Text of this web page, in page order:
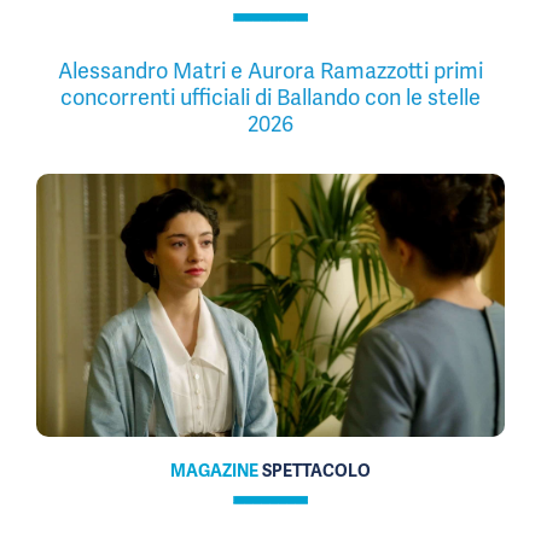
Alessandro Matri e Aurora Ramazzotti primi
concorrenti ufficiali di Ballando con le stelle
2026
MAGAZINESPETTACOLO